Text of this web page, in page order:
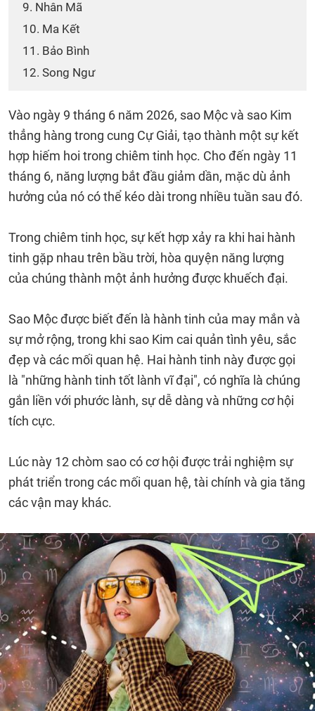
9. Nhân Mã
10. Ma Kết
11. Bảo Bình
12. Song Ngư
Vào ngày 9 tháng 6 năm 2026, sao Mộc và sao Kim
thẳng hàng trong cung Cự Giải, tạo thành một sự kết
hợp hiếm hoi trong chiêm tinh học. Cho đến ngày 11
tháng 6, năng lượng bắt đầu giảm dần, mặc dù ảnh
hưởng của nó có thể kéo dài trong nhiều tuần sau đó.
Trong chiêm tinh học, sự kết hợp xảy ra khi hai hành
tinh gặp nhau trên bầu trời, hòa quyện năng lượng
của chúng thành một ảnh hưởng được khuếch đại.
Sao Mộc được biết đến là hành tinh của may mắn và
sự mở rộng, trong khi sao Kim cai quản tình yêu, sắc
đẹp và các mối quan hệ. Hai hành tinh này được gọi
là "những hành tinh tốt lành vĩ đại", có nghĩa là chúng
gắn liền với phước lành, sự dễ dàng và những cơ hội
tích cực.
Lúc này 12 chòm sao có cơ hội được trải nghiệm sự
phát triển trong các mối quan hệ, tài chính và gia tăng
các vận may khác.